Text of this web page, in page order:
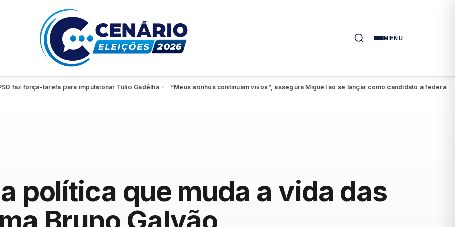
MENU
tarefa para impulsionar Túlio Gadêlha● “Meus sonhos continuam vivos”, assegura Miguel ao se lançar como candidato a federal●
política que muda a vida das